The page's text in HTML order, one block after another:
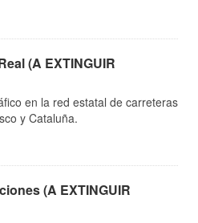
(A EXTINGUIR
en la red estatal de carreteras
y Cataluña.
(A EXTINGUIR